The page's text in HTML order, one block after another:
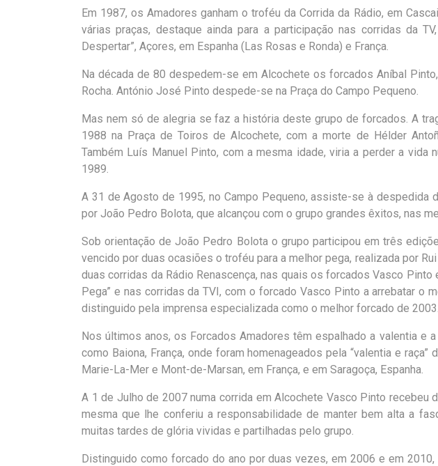
Em 1987, os Amadores ganham o troféu da Corrida da Rádio, em
várias praças, destaque ainda para a participação nas corridas da TV,
Despertar”, Açores, em Espanha (Las Rosas e Ronda) e França.
Na década de 80 despedem-se em Alcochete os forcados Aníbal
Rocha. António José Pinto despede-se na Praça do Campo Pequeno.
Mas nem só de alegria se faz a história deste grupo de forcados. A
1988 na Praça de Toiros de Alcochete, com a morte de Hélder
Também Luís Manuel Pinto, com a mesma idade, viria a perder a vida
1989.
A 31 de Agosto de 1995, no Campo Pequeno, assiste-se à despedida
por João Pedro Bolota, que alcançou com o grupo grandes êxitos, nas
Sob orientação de João Pedro Bolota o grupo participou em três
vencido por duas ocasiões o troféu para a melhor pega, realizada por
duas corridas da Rádio Renascença, nas quais os forcados Vasco
Pega” e nas corridas da TVI, com o forcado Vasco Pinto a arrebatar o
distinguido pela imprensa especializada como o melhor forcado de 2003.
Nos últimos anos, os Forcados Amadores têm espalhado a valentia e
como Baiona, França, onde foram homenageados pela “valentia e
Marie-La-Mer e Mont-de-Marsan, em França, e em Saragoça, Espanha.
A 1 de Julho de 2007 numa corrida em Alcochete Vasco Pinto recebeu
mesma que lhe conferiu a responsabilidade de manter bem alta a
muitas tardes de glória vividas e partilhadas pelo grupo.
Distinguido como forcado do ano por duas vezes, em 2006 e em